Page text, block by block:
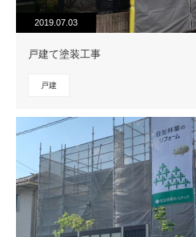
2019.07.03
戸建て塗装工事
戸建